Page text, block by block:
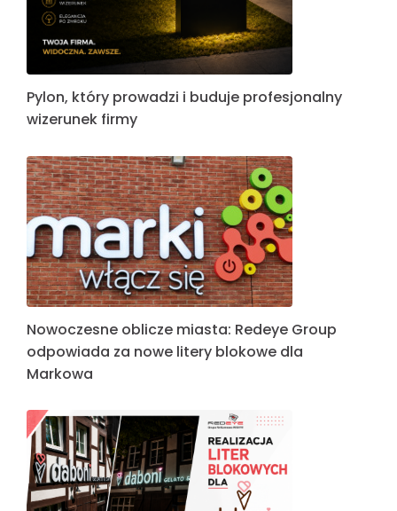
Pylon, który prowadzi i buduje profesjonalny
wizerunek firmy
Nowoczesne oblicze miasta: Redeye Group
odpowiada za nowe litery blokowe dla
Markowa